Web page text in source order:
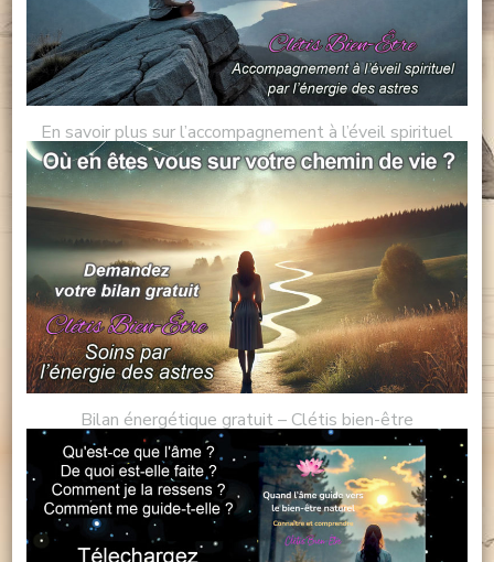
En savoir plus sur l’accompagnement à l’éveil spirituel
Bilan énergétique gratuit – Clétis bien-être